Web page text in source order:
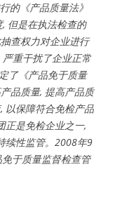
的《产品质量法》
, 但是在执法检查的
查权力对企业进行
严重干扰了企业正常
了《产品免于质量
品质量, 提高产品质
以保障符合免检产品
正是免检企业之一,
续性监管。2008年9
于质量监督检查管